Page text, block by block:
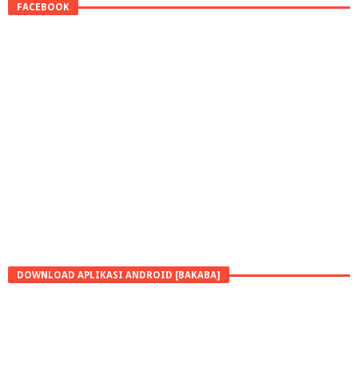
FACEBOOK
DOWNLOAD APLIKASI ANDROID [BAKABA]